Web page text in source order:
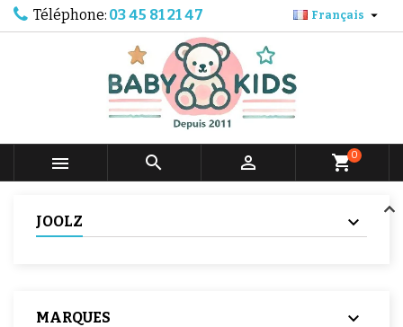
Téléphone: 03 45 81 21 47 Français 
   shopping_cart0
JOOLZ
MARQUES